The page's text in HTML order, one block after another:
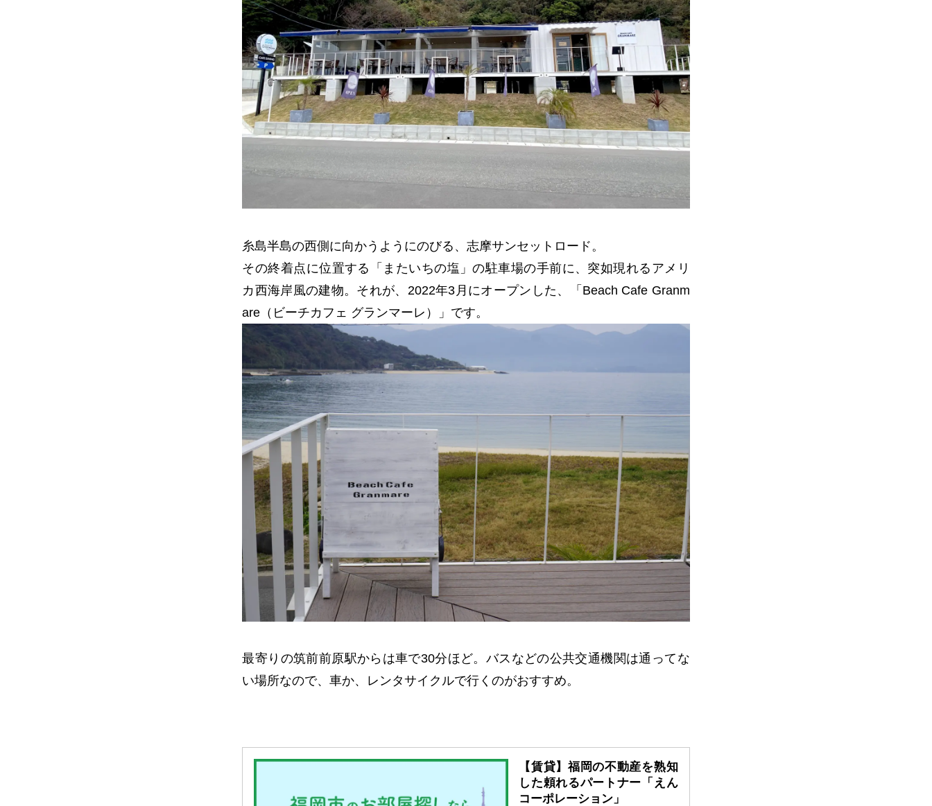
糸島半島の西側に向かうようにのびる、志摩サンセットロード。
その終着点に位置する「またいちの塩」の駐車場の手前に、突如現れるアメリ
カ西海岸風の建物。それが、2022年3月にオープンした、「Beach Cafe Granm
are（ビーチカフェ グランマーレ）」です。
最寄りの筑前前原駅からは車で30分ほど。バスなどの公共交通機関は通ってな
い場所なので、車か、レンタサイクルで行くのがおすすめ。
【賃貸】福岡の不動産を熟知
した頼れるパートナー「えん
コーポレーション」